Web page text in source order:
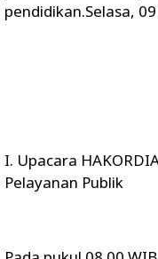
pendidikan.Selasa,
I. Upacara
Pelayanan Publik